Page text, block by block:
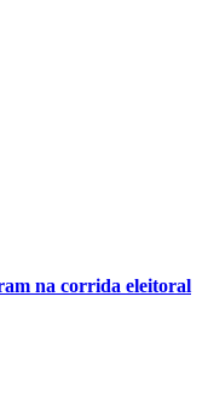
na corrida eleitoral